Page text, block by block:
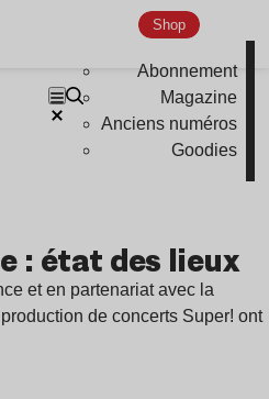
Shop
Abonnement
Magazine
Anciens numéros
Goodies
: état des lieux
et en partenariat avec la
de concerts Super! ont